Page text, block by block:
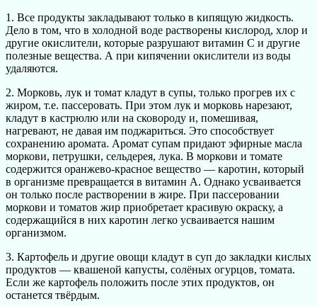
1. Все продукты закладывают только в кипящую жидкость.
Дело в том, что в холодной воде растворены кислород, хлор и
другие окислители, которые разрушают витамин С и другие
полезные вещества. А при кипячении окислители из воды
удаляются.
2. Морковь, лук и томат кладут в супы, только прогрев их с
жиром, т.е. пассеровать. При этом лук и морковь нарезают,
кладут в кастрюлю или на сковороду и, помешивая,
нагревают, не давая им поджариться. Это способствует
сохранению аромата. Аромат супам придают эфирные масла
моркови, петрушки, сельдерея, лука. В моркови и томате
содержится оранжево-красное вещество — каротин, который
в организме превращается в витамин А. Однако усваивается
он только после растворении в жире. При пассеровании
моркови и томатов жир приобретает красивую окраску, а
содержащийся в них каротин легко усваивается нашим
организмом.
3. Картофель и другие овощи кладут в суп до закладки кислых
продуктов — квашеной капусты, солёных огурцов, томата.
Если же картофель положить после этих продуктов, он
останется твёрдым.